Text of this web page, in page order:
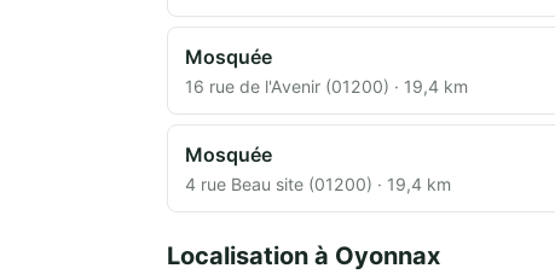
Mosquée
16 rue de l'Avenir (01200) · 19,4 km
Mosquée
4 rue Beau site (01200) · 19,4 km
Localisation à Oyonnax